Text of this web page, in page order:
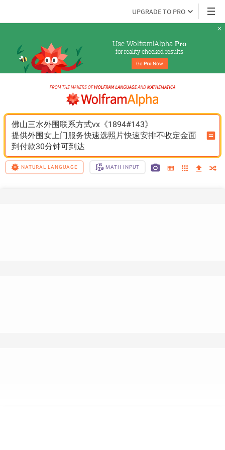
UPGRADE TO PRO
Use Wolfram|Alpha Pro
for reality-checked results
Go Pro Now
佛山三水外围联系方式vx《1894#143》
提供外围女上门服务快速选照片快速安排不收定金面
到付款30分钟可到达
NATURAL LANGUAGE MATH INPUT